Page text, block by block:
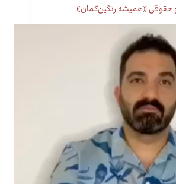
حقوقی «همیشه رنگین‌کمان»